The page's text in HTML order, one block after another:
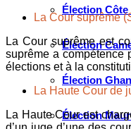
Élection Côte
Élection
Élection
Élection
La Cour suprême (
La Cour suprême est
suprême a compétence
élections et à la
La Haute Cour de
La Haute Cour est